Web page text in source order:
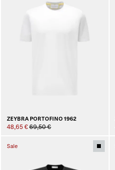
ZEYBRA PORTOFINO 1962
48,65 € 69,50 €
Sale